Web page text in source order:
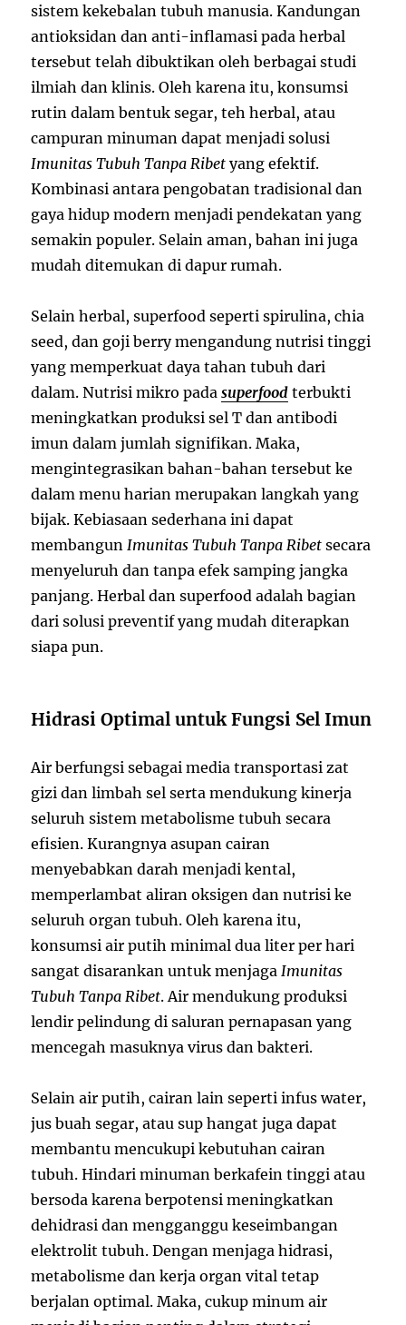
sistem kekebalan tubuh manusia. Kandungan
antioksidan dan anti-inflamasi pada herbal
tersebut telah dibuktikan oleh berbagai studi
ilmiah dan klinis. Oleh karena itu, konsumsi
rutin dalam bentuk segar, teh herbal, atau
campuran minuman dapat menjadi solusi
Imunitas Tubuh Tanpa Ribet yang efektif.
Kombinasi antara pengobatan tradisional dan
gaya hidup modern menjadi pendekatan yang
semakin populer. Selain aman, bahan ini juga
mudah ditemukan di dapur rumah.
Selain herbal, superfood seperti spirulina, chia
seed, dan goji berry mengandung nutrisi tinggi
yang memperkuat daya tahan tubuh dari
dalam. Nutrisi mikro padasuperfood terbukti
meningkatkan produksi sel T dan antibodi
imun dalam jumlah signifikan. Maka,
mengintegrasikan bahan-bahan tersebut ke
dalam menu harian merupakan langkah yang
bijak. Kebiasaan sederhana ini dapat
membangun Imunitas Tubuh Tanpa Ribet secara
menyeluruh dan tanpa efek samping jangka
panjang. Herbal dan superfood adalah bagian
dari solusi preventif yang mudah diterapkan
siapa pun.
Hidrasi Optimal untuk Fungsi Sel Imun
Air berfungsi sebagai media transportasi zat
gizi dan limbah sel serta mendukung kinerja
seluruh sistem metabolisme tubuh secara
efisien. Kurangnya asupan cairan
menyebabkan darah menjadi kental,
memperlambat aliran oksigen dan nutrisi ke
seluruh organ tubuh. Oleh karena itu,
konsumsi air putih minimal dua liter per hari
sangat disarankan untuk menjaga Imunitas
Tubuh Tanpa Ribet. Air mendukung produksi
lendir pelindung di saluran pernapasan yang
mencegah masuknya virus dan bakteri.
Selain air putih, cairan lain seperti infus water,
jus buah segar, atau sup hangat juga dapat
membantu mencukupi kebutuhan cairan
tubuh. Hindari minuman berkafein tinggi atau
bersoda karena berpotensi meningkatkan
dehidrasi dan mengganggu keseimbangan
elektrolit tubuh. Dengan menjaga hidrasi,
metabolisme dan kerja organ vital tetap
berjalan optimal. Maka, cukup minum air